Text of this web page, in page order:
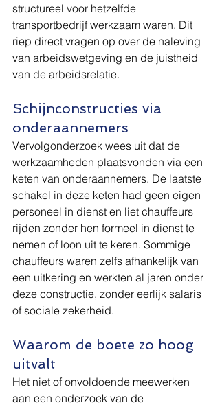
structureel voor hetzelfde
transportbedrijf werkzaam waren. Dit
riep direct vragen op over de naleving
van arbeidswetgeving en de juistheid
van de arbeidsrelatie.
Schijnconstructies via
onderaannemers
Vervolgonderzoek wees uit dat de
werkzaamheden plaatsvonden via een
keten van onderaannemers. De laatste
schakel in deze keten had geen eigen
personeel in dienst en liet chauffeurs
rijden zonder hen formeel in dienst te
nemen of loon uit te keren. Sommige
chauffeurs waren zelfs afhankelijk van
een uitkering en werkten al jaren onder
deze constructie, zonder eerlijk salaris
of sociale zekerheid.
Waarom de boete zo hoog
uitvalt
Het niet of onvoldoende meewerken
aan een onderzoek van de